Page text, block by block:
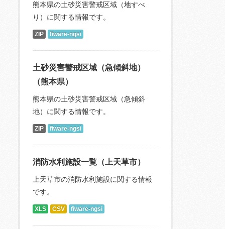
熊本県の土砂災害警戒区域（地すべ
り）に関する情報です。
ZIP fiware-ngsi
土砂災害警戒区域（急傾斜地）
（熊本県）
熊本県の土砂災害警戒区域（急傾斜
地）に関する情報です。
ZIP fiware-ngsi
消防水利施設一覧（上天草市）
上天草市の消防水利施設に関する情報
です。
XLS CSV fiware-ngsi